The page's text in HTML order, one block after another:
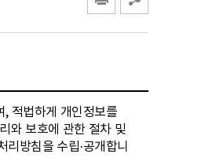
, 적법하게 개인정보를
와 보호에 관한 절차 및
방침을 수립·공개합니